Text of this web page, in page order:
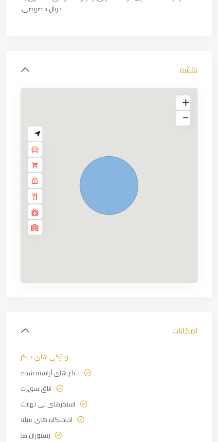
دربان خصوصی.
نقشه
امکانات
ویژگی های دیگر
⁃ باغ های آراسته شده
اتاق سوپرت
استخرهای بی نهایت
اقامتگاه های مبله
رستوران ها